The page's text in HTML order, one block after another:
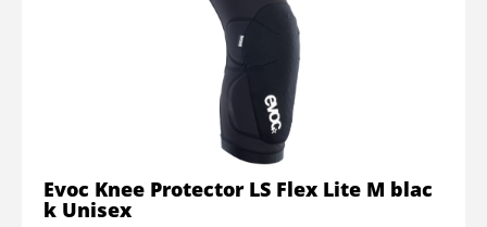
Evoc Knee Protector LS Flex Lite M blac
k Unisex